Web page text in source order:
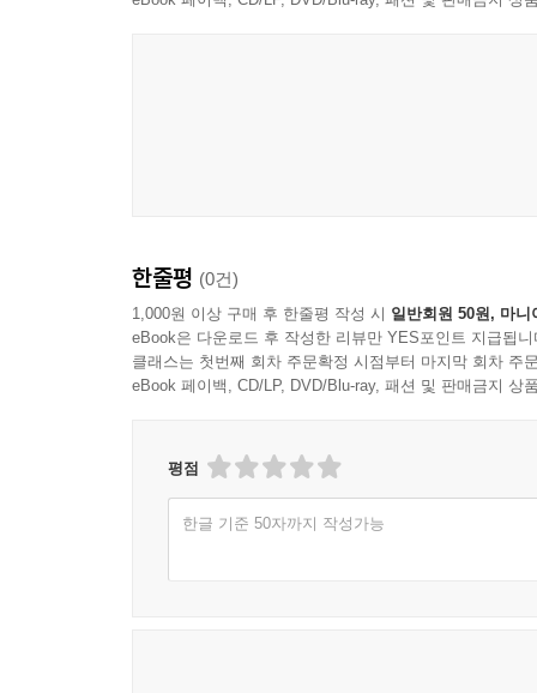
한줄평 (0건)
1,000원 이상 구매 후 한줄평 작성 시 일반회원 50원, 마니
eBook은 다운로드 후 작성한 리뷰만 YES포인트 지급됩니
클래스는 첫번째 회차 주문확정 시점부터 마지막 회차 주
eBook 페이백, CD/LP, DVD/Blu-ray, 패션 및 판매금지 상
평점
한글 기준 50자까지 작성가능